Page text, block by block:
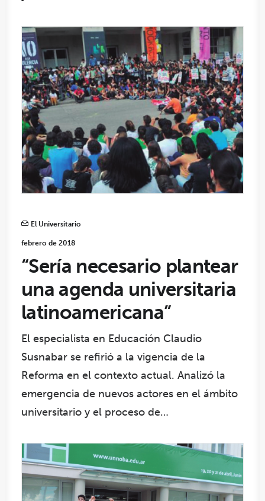
El Universitario
febrero de 2018
“Sería necesario plantear
una agenda universitaria
latinoamericana”
El especialista en Educación Claudio
Susnabar se refirió a la vigencia de la
Reforma en el contexto actual. Analizó la
emergencia de nuevos actores en el ámbito
universitario y el proceso de…